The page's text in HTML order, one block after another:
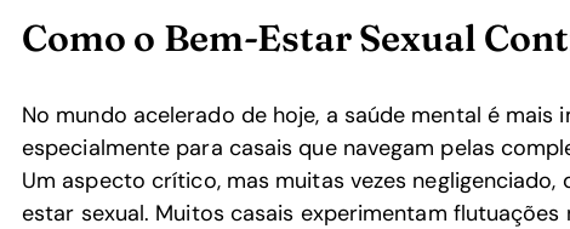
Como o Bem-Estar Sexual
No mundo acelerado de hoje, a saúde mental é mais
especialmente para casais que navegam pelas
Um aspecto crítico, mas muitas vezes
estar sexual. Muitos casais experimentam